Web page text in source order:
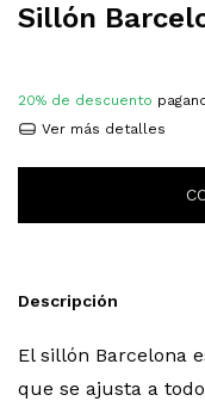
Sillón
20% de descuento
Ver más detalles
Descripción
El sillón Barcelona
que se ajusta a